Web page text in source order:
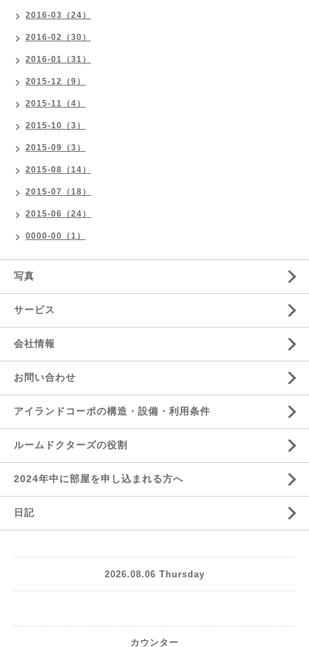
2016-03（24）
2016-02（30）
2016-01（31）
2015-12（9）
2015-11（4）
2015-10（3）
2015-09（3）
2015-08（14）
2015-07（18）
2015-06（24）
0000-00（1）
写真
サービス
会社情報
お問い合わせ
アイランドコーポの構造・設備・利用条件
ルームドクターズの役割
2024年中に部屋を申し込まれる方へ
日記
2026.08.06 Thursday
カウンター